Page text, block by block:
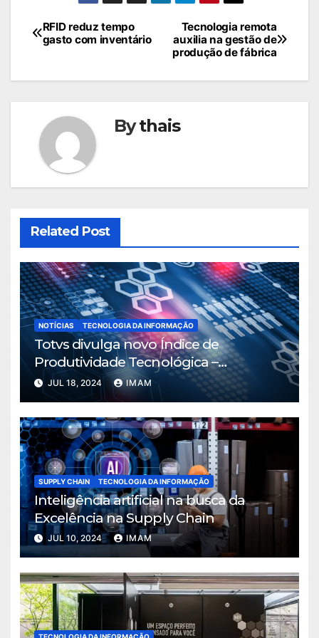
Navegação
de
Tecnologia remota
auxilia na gestão de
produção de fábrica
RFID reduz tempo
gasto com inventário
Bythais
Related Post
NOTÍCIAS TECNOLOGIA DA INFORMAÇÃO
Totvs divulga novo Índice de
Produtividade Tecnológica –
Manufatura
JUL 18, 2024 IMAM
SUPPLY CHAIN TECNOLOGIA DA INFORMAÇÃO
Inteligência artificial na busca da
Excelência na Supply Chain
JUL 10, 2024 IMAM